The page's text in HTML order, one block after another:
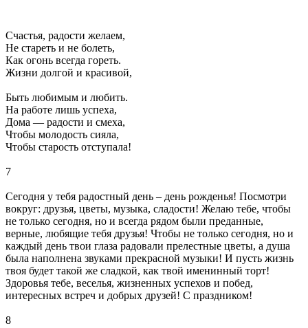
Счастья, радости желаем,
Hе стареть и не болеть,
Как огонь всегда гореть.
Жизни долгой и красивой,
Быть любимым и любить.
Hа работе лишь успеха,
Дома — радости и смеха,
Чтобы молодость сияла,
Чтобы старость отступала!
7
Сегодня у тебя радостный день – день рожденья! Посмотри
вокруг: друзья, цветы, музыка, сладости! Желаю тебе, чтобы
не только сегодня, но и всегда рядом были преданные,
верные, любящие тебя друзья! Чтобы не только сегодня, но и
каждый день твои глаза радовали прелестные цветы, а душа
была наполнена звуками прекрасной музыки! И пусть жизнь
твоя будет такой же сладкой, как твой именинный торт!
Здоровья тебе, веселья, жизненных успехов и побед,
интересных встреч и добрых друзей! С праздником!
8